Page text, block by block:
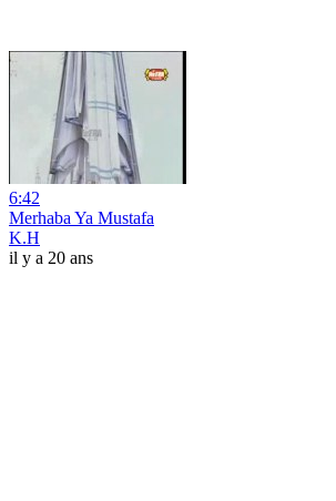
6:42
Merhaba Ya Mustafa
K.H
il y a 20 ans